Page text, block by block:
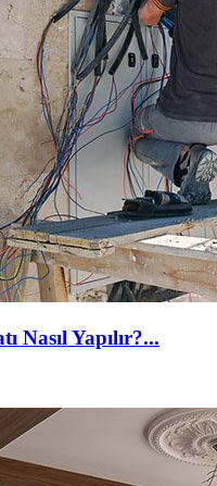
Nasıl Yapılır?...